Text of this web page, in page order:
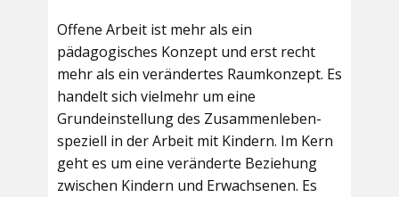
Offene Arbeit ist mehr als ein
pädagogisches Konzept und erst recht
mehr als ein verändertes Raumkonzept. Es
handelt sich vielmehr um eine
Grundeinstellung des Zusammenleben-
speziell in der Arbeit mit Kindern. Im Kern
geht es um eine veränderte Beziehung
zwischen Kindern und Erwachsenen. Es